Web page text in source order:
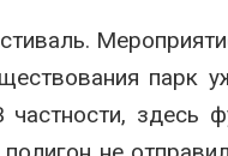
парк
здесь
мусорных
полтора
Авг 7, 2026